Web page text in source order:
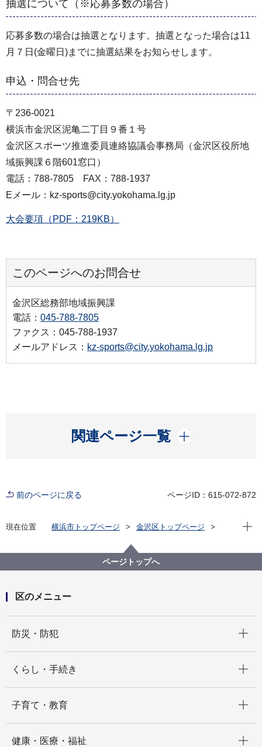
抽選について（※応募多数の場合）
応募多数の場合は抽選となります。抽選となった場合は11
月７日(金曜日)までに抽選結果をお知らせします。
申込・問合せ先
〒236-0021
横浜市金沢区泥亀二丁目９番１号
金沢区スポーツ推進委員連絡協議会事務局（金沢区役所地
域振興課６階601窓口）
電話：788-7805 FAX：788-1937
Eメール：kz-sports@city.yokohama.lg.jp
大会要項（PDF：219KB）
このページへのお問合せ
金沢区総務部地域振興課
電話： 045-788-7805
ファクス：045-788-1937
メールアドレス： kz-sports@city.yokohama.lg.jp
関連ページ一覧
開く
前のページに戻る ページID：615-072-872
現在位置 横浜市トップページ
金沢区トップページ
スポーツ振興事業
現在
ページトップへ
区のメニュー
防災・防犯
くらし・手続き
子育て・教育
健康・医療・福祉